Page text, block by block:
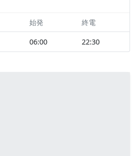
始発 終電
06:00 22:30